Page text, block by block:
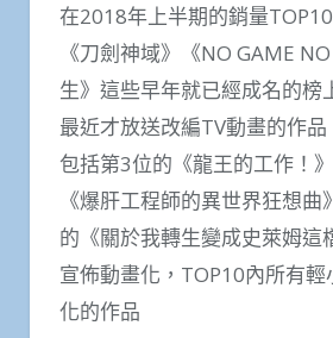
在2018年上半期的銷量
《刀劍神域》《NO GAME
生》這些早年就已經成名的榜
最近才放送改編TV動畫的作品
包括第3位的《龍王的工作！
《爆肝工程師的異世界狂想
的《關於我轉生變成史萊姆這
宣佈動畫化，TOP10內所有
化的作品